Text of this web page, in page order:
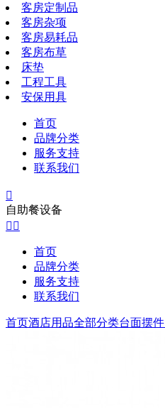
客房定制品
客房杂项
客房易耗品
客房布草
床垫
工程工具
安保用具
首页
品牌分类
服务支持
联系我们

自助餐设备
 
首页
品牌分类
服务支持
联系我们
首页酒店用品全部分类台面摆件